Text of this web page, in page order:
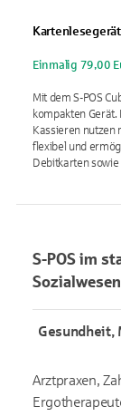
Kartenlesegerät
Einmalig 79,00
Mit dem S-POS
kompakten
Kassieren nutzen
flexibel und
Debitkarten
S-POS im
Sozialwesen
Gesundheit,
Arztpraxen,